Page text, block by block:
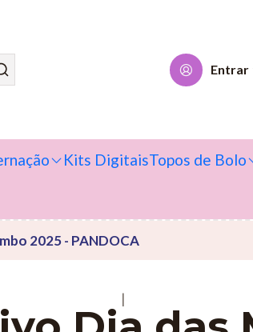
Entrar
Kits DigitaisTopos de Bolo
2025 - PANDOCA
|